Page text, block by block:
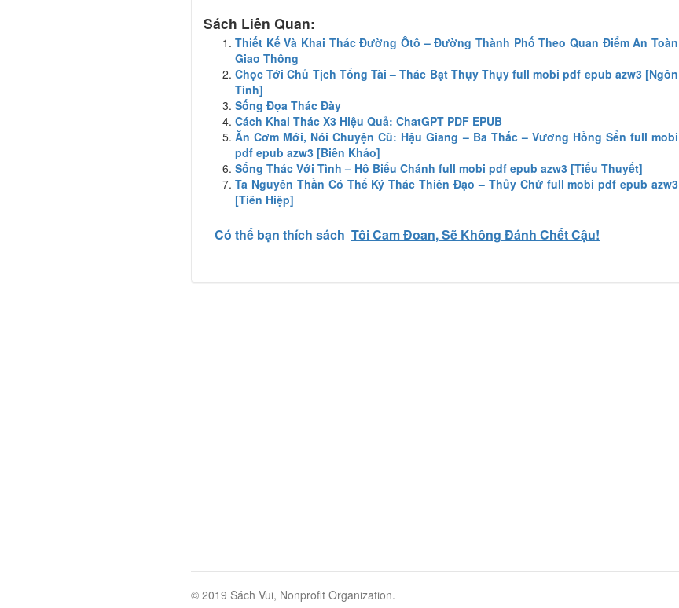
Sách Liên Quan:
Thiết Kế Và Khai Thác Đường Ôtô – Đường Thành Phố Theo Quan Điểm An Toàn
Giao Thông
Chọc Tới Chủ Tịch Tổng Tài – Thác Bạt Thụy Thụy full mobi pdf epub azw3 [Ngôn
Tình]
Sống Đọa Thác Đày
Cách Khai Thác X3 Hiệu Quả: ChatGPT PDF EPUB
Ăn Cơm Mới, Nói Chuyện Cũ: Hậu Giang – Ba Thắc – Vương Hồng Sển full mobi
pdf epub azw3 [Biên Khảo]
Sống Thác Với Tình – Hồ Biểu Chánh full mobi pdf epub azw3 [Tiểu Thuyết]
Ta Nguyên Thần Có Thể Ký Thác Thiên Đạo – Thủy Chử full mobi pdf epub azw3
[Tiên Hiệp]
Có thể bạn thích sách Tôi Cam Đoan, Sẽ Không Đánh Chết Cậu!
© 2019 Sách Vui, Nonprofit Organization.